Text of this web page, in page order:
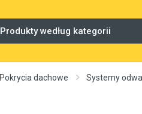
Produkty według kategorii
Pokrycia dachowe Systemy